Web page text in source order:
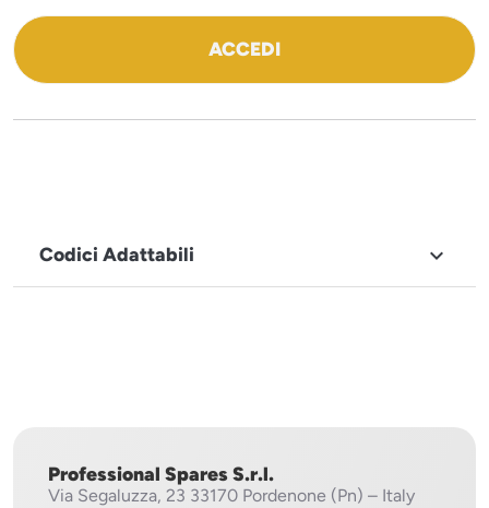
ACCEDI
Codici Adattabili 
Professional Spares S.r.l.
Via Segaluzza, 23 33170 Pordenone (Pn) – Italy